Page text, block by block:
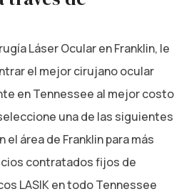
Láser Ocular en Franklin, le
el mejor cirujano ocular
en Tennessee al mejor costo
una de las siguientes
el área de Franklin para más
contratados fijos de
LASIK en todo Tennessee